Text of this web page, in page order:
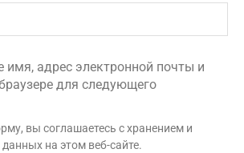
имя, адрес электронной почты и
для следующего
вы соглашаетесь с хранением и
на этом веб-сайте.